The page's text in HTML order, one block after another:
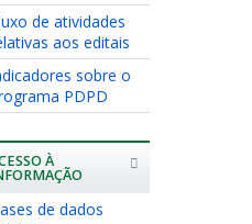
de atividades
aos editais
sobre o
PDPD
À
de dados